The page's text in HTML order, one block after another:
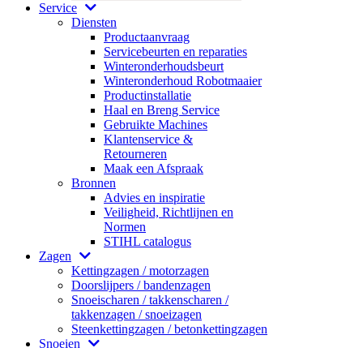
Service
Diensten
Productaanvraag
Servicebeurten en reparaties
Winteronderhoudsbeurt
Winteronderhoud Robotmaaier
Productinstallatie
Haal en Breng Service
Gebruikte Machines
Klantenservice &
Retourneren
Maak een Afspraak
Bronnen
Advies en inspiratie
Veiligheid, Richtlijnen en
Normen
STIHL catalogus
Zagen
Kettingzagen / motorzagen
Doorslijpers / bandenzagen
Snoeischaren / takkenscharen /
takkenzagen / snoeizagen
Steenkettingzagen / betonkettingzagen
Snoeien